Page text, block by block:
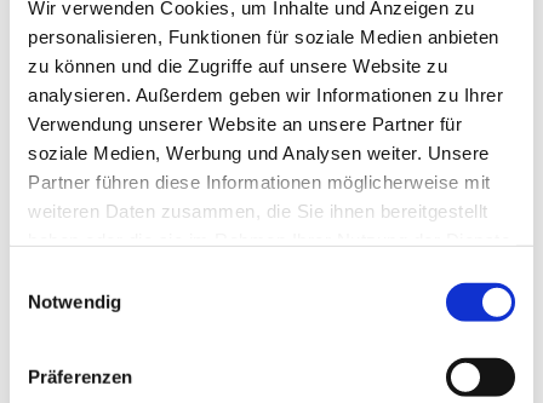
Wir verwenden Cookies, um Inhalte und Anzeigen zu
personalisieren, Funktionen für soziale Medien anbieten
zu können und die Zugriffe auf unsere Website zu
analysieren. Außerdem geben wir Informationen zu Ihrer
Verwendung unserer Website an unsere Partner für
soziale Medien, Werbung und Analysen weiter. Unsere
Partner führen diese Informationen möglicherweise mit
weiteren Daten zusammen, die Sie ihnen bereitgestellt
Notwendig
Präferenzen